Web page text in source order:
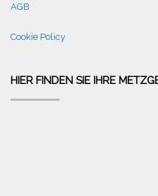
AGB
Cookie Policy
HIER FINDEN SIE IHRE